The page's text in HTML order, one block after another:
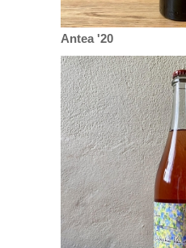
Antea '20